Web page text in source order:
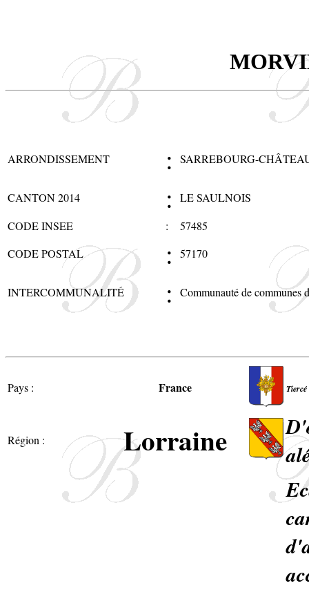
ARRONDISSEMENT : SARREBOURG-
CANTON 2014 :
LE SAULNOIS
CODE INSEE
:
57485
CODE POSTAL
: 57170
INTERCOMMUNALITÉ : Communauté de communes
Pays : France
Région : Lorraine